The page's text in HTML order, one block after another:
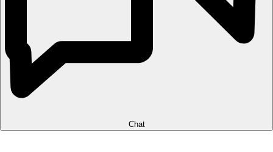
Chat